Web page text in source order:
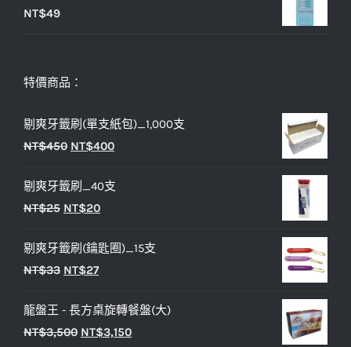
NT$49
特價商品：
剔爽牙籤刷(單支紙包)_1,000支
NT$450 原
價
格：
NT$400目
價
剔爽牙籤刷_40支
NT$25 原
價
格：
NT$20目
價
剔爽牙籤刷(鑰匙圈)_15支
NT$33 原
價
格：
NT$27目
價
格：
龍盤王 - 長方桌旋轉餐盤(大)
NT$3,500 原
NT$3,150目